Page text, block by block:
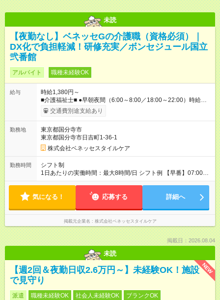
未読
【夜勤なし】ベネッセGの介護職（資格必須）｜
DX化で負担軽減！研修充実／ボンセジュール国立
弐番館
アルバイト 職種未経験OK
給与
時給1,380円～
■介護福祉士■ ●早朝夜間（6:00～8:00／18:00～22:00）時給：
1580円～ ●日中帯（8:00～18:00）時給：1480円～ ■初任者研修
■ ●早朝夜間（6:00～8:00／18:00～22:00）時給：1480円～ ●日
なる場合、居住支援特別手当50～100円／時を支給 ※社内専門
資格を取得した場合は手当支給（1資格につき、60円／時）
【試用期間】試用期間なし
交通費別途支給あり
勤務地
東京都国分寺市
東京都国分寺市日吉町1-36-1
株式会社ベネッセスタイルケア
勤務時間
シフト制
1日あたりの実働時間：最大8時間/日 シフト例 【早番】07:00～
16:00 【日勤】08:00～17:00／09:00～18:00 【遅番】11:00～
す。 詳細の勤務時間についてはお問合せください。 ※実働8時
気になる！ 応募する 詳細へ
掲載元企業名 株式会社ベネッセスタイルケア
掲載日：2026.08.04
未読
NEW
【週2回＆夜勤日収2.6万円～】未経験OK！施設
で見守り
派遣 職種未経験OK 社会人未経験OK
ブランクOK